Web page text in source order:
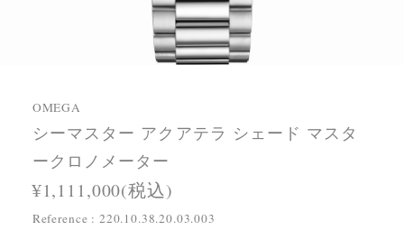
OMEGA
シーマスター アクアテラ シェー ド マスタ
ークロノメーター
¥1,111,000(税込)
Reference : 220.10.38.20.03.003